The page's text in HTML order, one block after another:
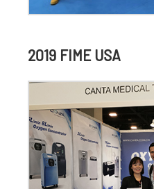
2019 FIME USA